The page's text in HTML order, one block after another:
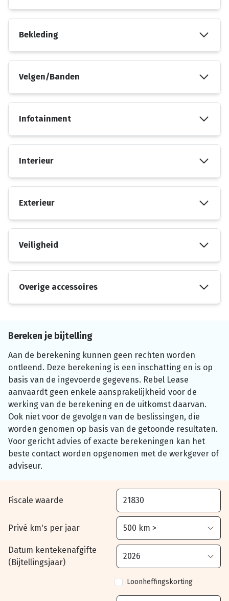
Bekleding
Velgen/Banden
Infotainment
Interieur
Exterieur
Veiligheid
Overige accessoires
Bereken je bijtelling
Aan de berekening kunnen geen rechten worden
ontleend. Deze berekening is een inschatting en is op
basis van de ingevoerde gegevens. Rebel Lease
aanvaardt geen enkele aansprakelijkheid voor de
werking van de berekening en de uitkomst daarvan.
Ook niet voor de gevolgen van de beslissingen, die
worden genomen op basis van de getoonde resultaten.
Voor gericht advies of exacte berekeningen kan het
beste contact worden opgenomen met de werkgever of
adviseur.
Fiscale waarde
Privé km's per jaar
Datum kentekenafgifte
(Bijtellingsjaar)
Loonheffingskorting